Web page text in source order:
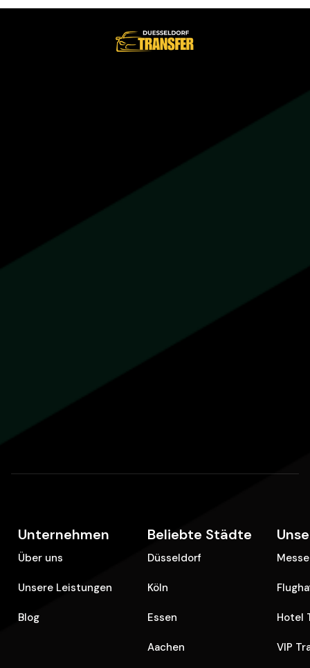
Unternehmen
Über uns
Unsere Leistungen
Blog
Beliebte Städte
Düsseldorf
Köln
Essen
Aachen
Hotel
VIP